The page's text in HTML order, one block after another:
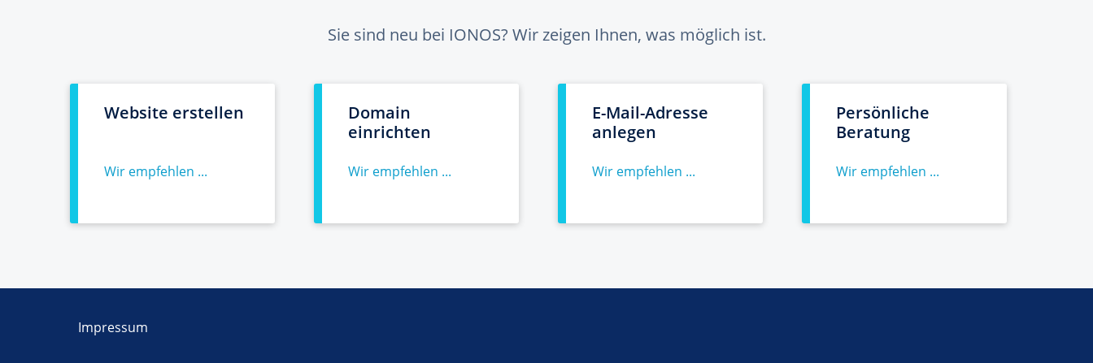
Sie sind neu bei IONOS? Wir zeigen Ihnen, was möglich ist.
Website erstellen
Wir empfehlen ...
Domain
einrichten
Wir empfehlen ...
E-Mail-Adresse
anlegen
Wir empfehlen ...
Persönliche
Beratung
Wir empfehlen ...
Impressum